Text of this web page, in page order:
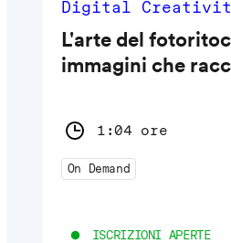
Digital
L'arte del
immagini che
1:04 ore
On Demand
ISCRIZIONI APERTE